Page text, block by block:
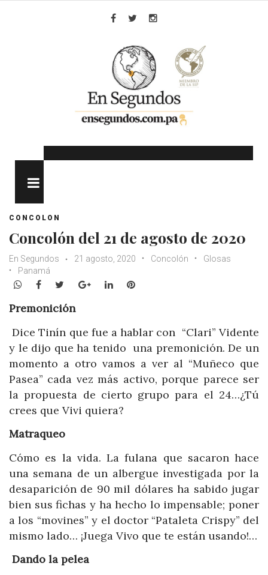
CONCOLON
Concolón del 21 de agosto de 2020
En Segundos 21 agosto, 2020 Concolón
Glosas
Panamá
WhatsApp
Facebook
TwitterGoogle+LinkedInPinterest
Premonición
Dice Tinín que fue a hablar con “Clari” Vidente
y le dijo que ha tenido una premonición. De un
momento a otro vamos a ver al “Muñeco que
Pasea” cada vez más activo, porque parece ser
la propuesta de cierto grupo para el 24…¿Tú
crees que Vivi quiera?
Matraqueo
Cómo es la vida. La fulana que sacaron hace
una semana de un albergue investigada por la
desaparición de 90 mil dólares ha sabido jugar
bien sus fichas y ha hecho lo impensable; poner
a los “movines” y el doctor “Pataleta Crispy” del
mismo lado… ¡Juega Vivo que te están usando!…
Dando la pelea